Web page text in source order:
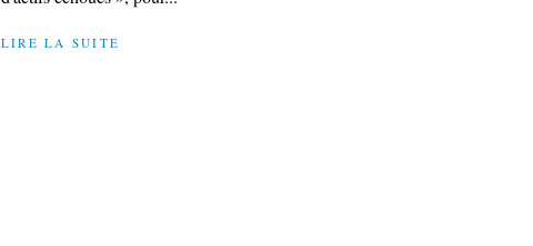
LIRE LA SUITE